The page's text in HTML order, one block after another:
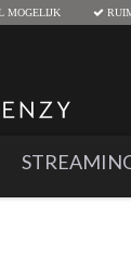
MOGELIJK